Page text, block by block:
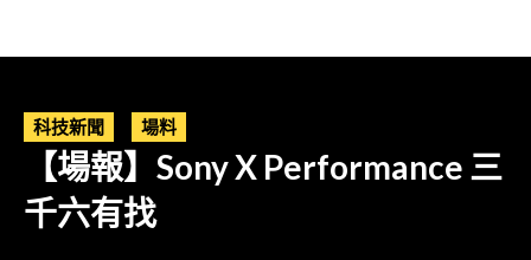
科技新聞 場料
【場報】Sony X Performance 三
千六有找